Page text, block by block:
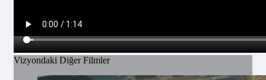
Vizyondaki Diğer Filmler